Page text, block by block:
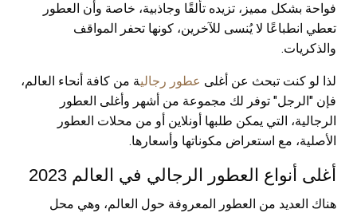
فواحة بشكل مميز، تزيده تألقًا وجاذبية، خاصة وأن العطور
تعطي انطباعًا لا يُنسى للآخرين، كونها تحفر المواقف
والذكريات.
لذا لو كنت تبحث عن أغلى عطور رجالية من كافة أنحاء العالم،
فإن "الرجل" توفر لك مجموعة من أشهر وأغلى العطور
الرجالية، التي يمكن طلبها أونلاين أو من محلات العطور
الأصلية، مع استعراض مكوناتها وأسعارها.
أغلى أنواع العطور الرجالي في العالم 2023
هناك العديد من العطور المعروفة حول العالم، وهي محل